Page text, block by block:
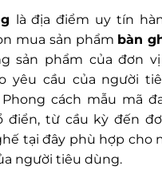
là địa điểm uy tín
mua sản phẩm bàn
sản phẩm của đơn
yêu cầu của người
cách mẫu mã
điển, từ cầu kỳ đến
tại đây phù hợp cho
người tiêu dùng.